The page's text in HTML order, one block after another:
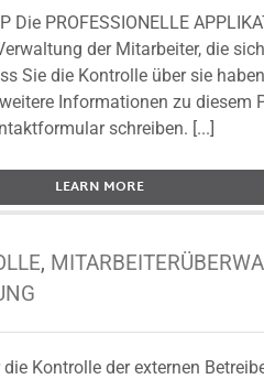
Die PROFESSIONELLE
der Mitarbeiter, die
Sie die Kontrolle über sie
Informationen zu diesem
schreiben. [...]
LEARN MORE
,
die Kontrolle der externen